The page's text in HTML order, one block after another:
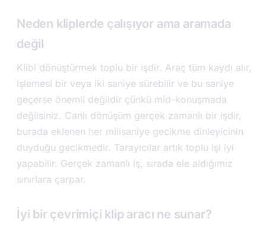
Neden kliplerde çalışıyor ama aramada
değil
Klibi dönüştürmek toplu bir işdir. Araç tüm kaydı alır,
işlemesi bir veya iki saniye sürebilir ve bu saniye
geçerse önemli değildir çünkü mid-konuşmada
değilsiniz. Canlı dönüşüm gerçek zamanlı bir işdir,
burada eklenen her milisaniye gecikme dinleyicinin
duyduğu gecikmedir. Tarayıcılar artık toplu işi iyi
yapabilir. Gerçek zamanlı iş, sırada ele aldığımız
sınırlara çarpar.
İyi bir çevrimiçi klip aracı ne sunar?